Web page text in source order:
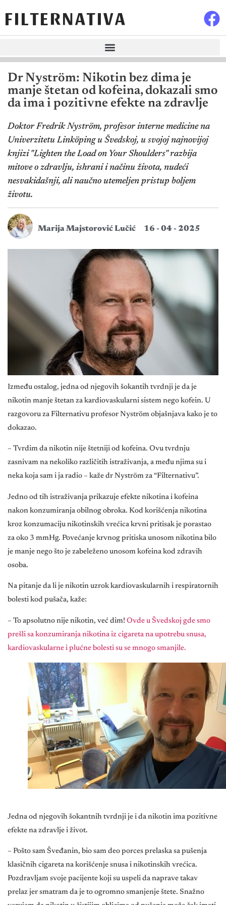
FILTERNATIVA
Dr Nyström: Nikotin bez dima je
manje štetan od kofeina, dokazali smo
da ima i pozitivne efekte na zdravlje
Doktor Fredrik Nyström, profesor interne medicine na
Univerzitetu Linköping u Švedskoj, u svojoj najnovijoj
knjizi "Lighten the Load on Your Shoulders" razbija
mitove o zdravlju, ishrani i načinu života, nudeći
nesvakidašnji, ali naučno utemeljen pristup boljem
životu.
Marija Majstorović Lučić 16 - 04 - 2025
Između ostalog, jedna od njegovih šokantih tvrdnji je da je
nikotin manje štetan za kardiovaskularni sistem nego kofein. U
razgovoru za Filternativu profesor Nyström objašnjava kako je to
dokazao.
– Tvrdim da nikotin nije štetniji od kofeina. Ovu tvrdnju
zasnivam na nekoliko različitih istraživanja, a među njima su i
neka koja sam i ja radio – kaže dr Nyström za “Filternativu”.
Jedno od tih istraživanja prikazuje efekte nikotina i kofeina
nakon konzumiranja obilnog obroka. Kod korišćenja nikotina
kroz konzumaciju nikotinskih vrećica krvni pritisak je porastao
za oko 3 mmHg. Povećanje krvnog pritiska unosom nikotina bilo
je manje nego što je zabeleženo unosom kofeina kod zdravih
osoba.
Na pitanje da li je nikotin uzrok kardiovaskularnih i respiratornih
bolesti kod pušača, kaže:
– To apsolutno nije nikotin, već dim! Ovde u Švedskoj gde smo
prešli sa konzumiranja nikotina iz cigareta na upotrebu snusa,
kardiovaskularne i plućne bolesti su se mnogo smanjile.
Jedna od njegovih šokantnih tvrdnji je i da nikotin ima pozitivne
efekte na zdravlje i život.
– Pošto sam Šveđanin, bio sam deo porces prelaska sa pušenja
klasičnih cigareta na korišćenje snusa i nikotinskih vrećica.
Pozdravljam svoje pacijente koji su uspeli da naprave takav
prelaz jer smatram da je to ogromno smanjenje štete. Snažno